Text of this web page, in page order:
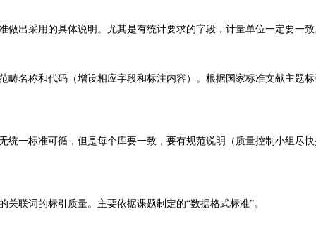
出采用的具体说明。尤其是有统计要求的字段，计量单位一定要一
名称和代码（增设相应字段和标注内容）。根据国家标准文献主题
统一标准可循，但是每个库要一致，要有规范说明（质量控制小组尽
联词的标引质量。主要依据课题制定的“数据格式标准”。